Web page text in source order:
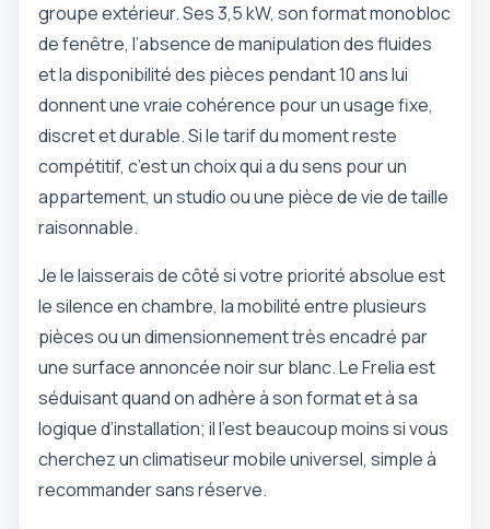
groupe extérieur. Ses 3,5 kW, son format monobloc
de fenêtre, l’absence de manipulation des fluides
et la disponibilité des pièces pendant 10 ans lui
donnent une vraie cohérence pour un usage fixe,
discret et durable. Si le tarif du moment reste
compétitif, c’est un choix qui a du sens pour un
appartement, un studio ou une pièce de vie de taille
raisonnable.
Je le laisserais de côté si votre priorité absolue est
le silence en chambre, la mobilité entre plusieurs
pièces ou un dimensionnement très encadré par
une surface annoncée noir sur blanc. Le Frelia est
séduisant quand on adhère à son format et à sa
logique d’installation; il l’est beaucoup moins si vous
cherchez un climatiseur mobile universel, simple à
recommander sans réserve.